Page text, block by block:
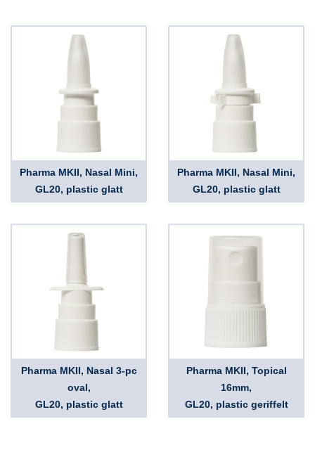
Pharma MKII, Nasal Mini,
GL20, plastic glatt
Pharma MKII, Nasal Mini,
GL20, plastic glatt
Pharma MKII, Nasal 3-pc
oval,
GL20, plastic glatt
Pharma MKII, Topical
16mm,
GL20, plastic geriffelt